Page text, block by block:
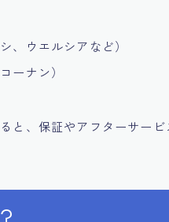
、ウエルシアなど）
ーナン）
と、保証やアフターサービ